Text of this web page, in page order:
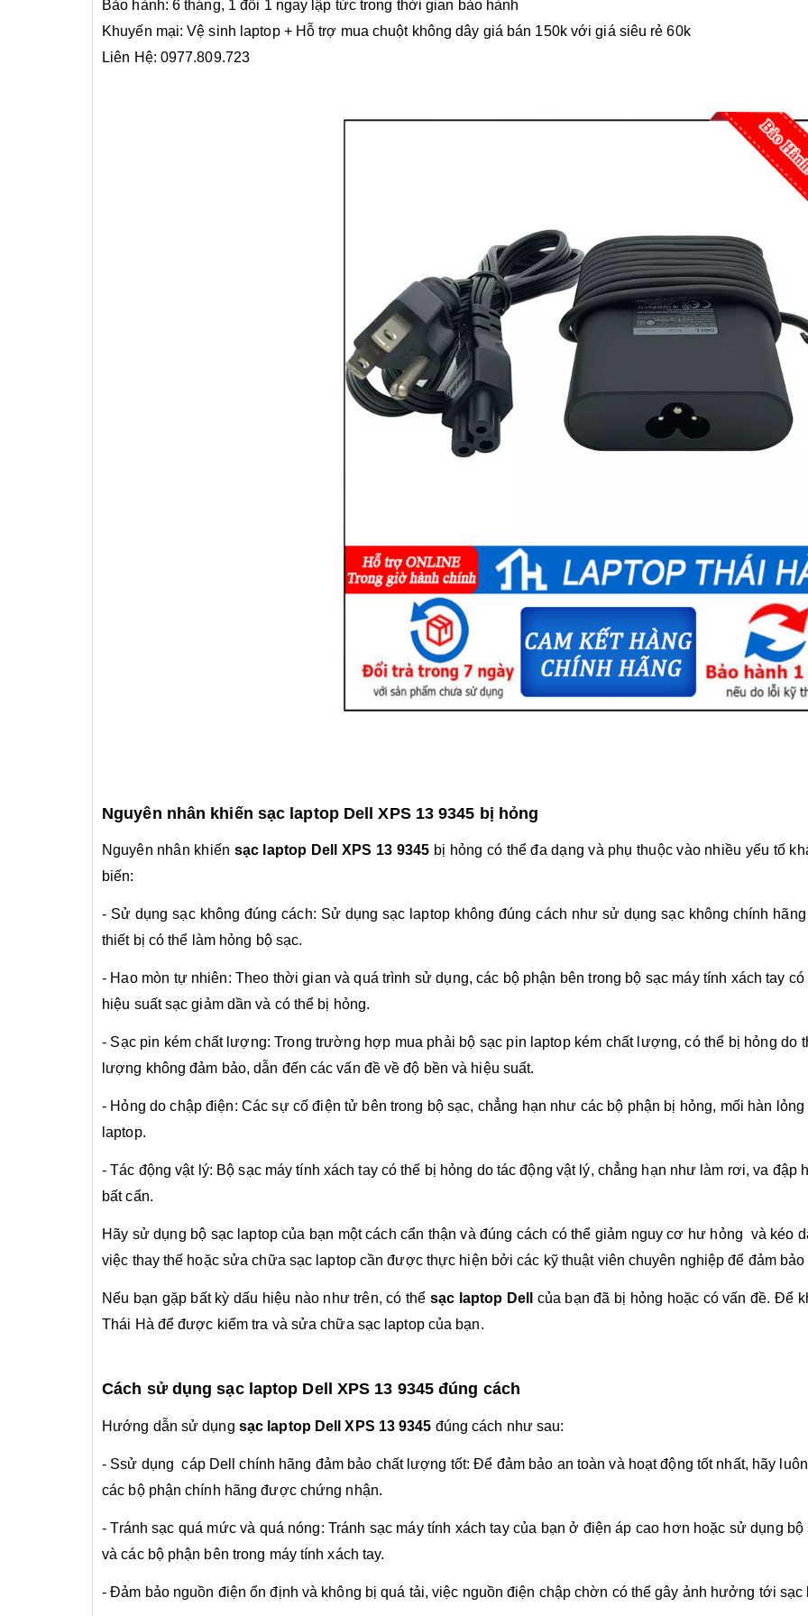
Bảo hành: 6 tháng, 1 đổi 1 ngay lập tức trong thời gian bảo hành
Khuyến mại: Vệ sinh laptop + Hỗ trợ mua chuột không dây giá bán 150k với giá siêu rẻ 60k
Liên Hệ: 0977.809.723
Nguyên nhân khiến sạc laptop Dell XPS 13 9345 bị hỏng
Nguyên nhân khiến sạc laptop Dell XPS 13 9345 bị hỏng có thể đa dạng và phụ thuộc vào nhiều yếu tố
biến:
- Sử dụng sạc không đúng cách: Sử dụng sạc laptop không đúng cách như sử dụng sạc không chính
thiết bị có thể làm hỏng bộ sạc.
- Hao mòn tự nhiên: Theo thời gian và quá trình sử dụng, các bộ phận bên trong bộ sạc máy tính xách tay
hiệu suất sạc giảm dần và có thể bị hỏng.
- Sạc pin kém chất lượng: Trong trường hợp mua phải bộ sạc pin laptop kém chất lượng, có thể bị hỏng do
lượng không đảm bảo, dẫn đến các vấn đề về độ bền và hiệu suất.
- Hỏng do chập điện: Các sự cố điện tử bên trong bộ sạc, chẳng hạn như các bộ phận bị hỏng, mối hàn
laptop.
- Tác động vật lý: Bộ sạc máy tính xách tay có thể bị hỏng do tác động vật lý, chẳng hạn như làm rơi, va
bất cẩn.
Hãy sử dụng bộ sạc laptop của bạn một cách cẩn thận và đúng cách có thể giảm nguy cơ hư hỏng và kéo
việc thay thế hoặc sửa chữa sạc laptop cần được thực hiện bởi các kỹ thuật viên chuyên nghiệp để đảm bảo
Nếu bạn gặp bất kỳ dấu hiệu nào như trên, có thể sạc laptop Dell
của bạn đã bị hỏng hoặc có vấn đề. Để
Thái Hà để được kiểm tra và sửa chữa sạc laptop của bạn.
Cách sử dụng sạc laptop Dell XPS 13 9345 đúng cách
Hướng dẫn sử dụng sạc laptop Dell XPS 13 9345 đúng cách như sau:
- Ssử dụng cáp Dell chính hãng đảm bảo chất lượng tốt: Để đảm bảo an toàn và hoạt động tốt nhất, hãy
các bộ phận chính hãng được chứng nhận.
- Tránh sạc quá mức và quá nóng: Tránh sạc máy tính xách tay của bạn ở điện áp cao hơn hoặc sử dụng
và các bộ phận bên trong máy tính xách tay.
- Đảm bảo nguồn điện ổn định và không bị quá tải, việc nguồn điện chập chờn có thể gây ảnh hưởng tới sạc